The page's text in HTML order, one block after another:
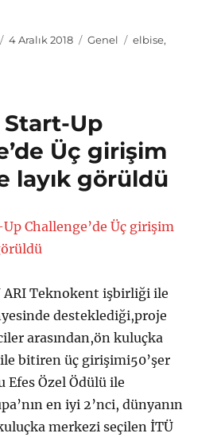
Y
t
r
h
4 Aralık 2018
K
o
r
i
l
e
Genel
E
e
r
elbise,
Up
Üç girişim
layık görüldü
ARI Teknokent işbirliği ile
desteklediği,proje
arasından,ön kuluçka
ile bitiren üç girişimi50’şer
Efes Özel Ödülü ile
en iyi 2’nci, dünyanın
merkezi seçilen İTÜ